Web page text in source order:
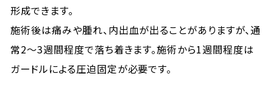
形成できます。
施術後は痛みや腫れ、内出血が出ることがありますが、通
常2〜3週間程度で落ち着きます。施術から1週間程度は
ガードルによる圧迫固定が必要です。